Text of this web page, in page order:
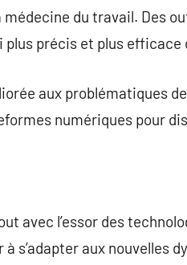
du travail. Des
précis et plus efficace
aux problématiques
numériques pour
avec l’essor des
s’adapter aux nouvelles